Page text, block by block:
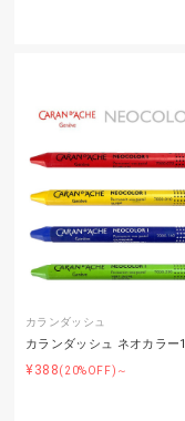
カランダッシュ
カランダッシュ ネオカラー1
¥388(20%OFF)～